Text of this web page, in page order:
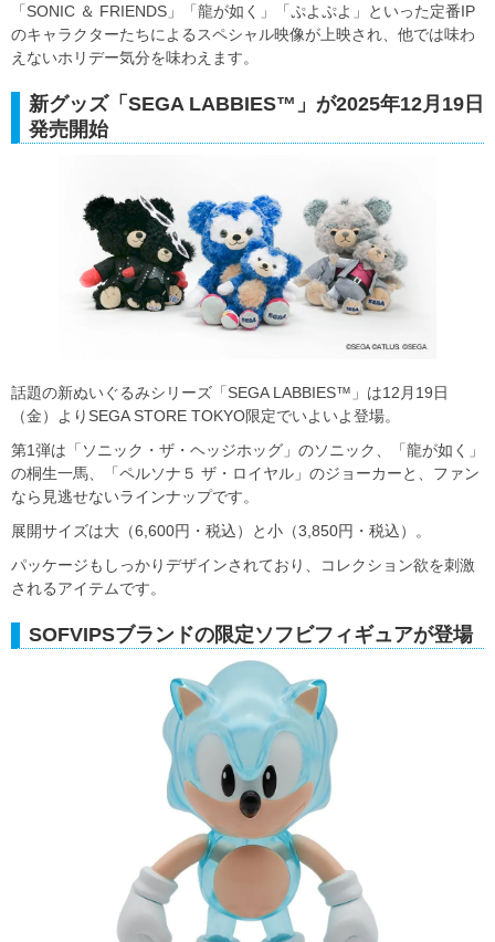
「SONIC ＆ FRIENDS」「龍が如く」「ぷよぷよ」といった定番IP
のキャラクターたちによるスペシャル映像が上映され、他では味わ
えないホリデー気分を味わえます。
新グッズ「SEGA LABBIES™」が2025年12月19日
発売開始
話題の新ぬいぐるみシリーズ「SEGA LABBIES™」は12月19日
（金）よりSEGA STORE TOKYO限定でいよいよ登場。
第1弾は「ソニック・ザ・ヘッジホッグ」のソニック、「龍が如く」
の桐生一馬、「ペルソナ５ ザ・ロイヤル」のジョーカーと、ファン
なら見逃せないラインナップです。
展開サイズは大（6,600円・税込）と小（3,850円・税込）。
パッケージもしっかりデザインされており、コレクション欲を刺激
されるアイテムです。
SOFVIPSブランドの限定ソフビフィギュアが登場